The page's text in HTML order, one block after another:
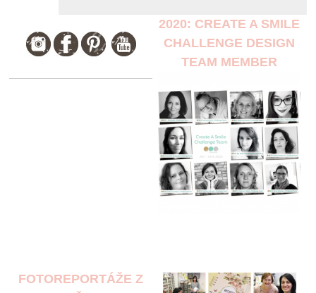
2020: CREATE A SMILE
CHALLENGE DESIGN
TEAM MEMBER
FOTOREPORTÁŽE Z